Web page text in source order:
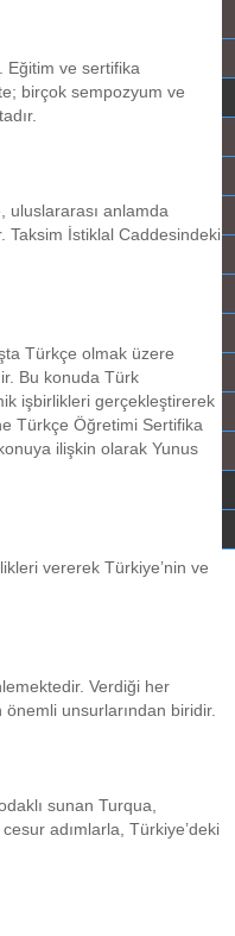
Eğitim ve sertifika
birçok sempozyum ve
uluslararası anlamda
Taksim İstiklal Caddesindeki
Türkçe olmak üzere
Bu konuda Türk
işbirlikleri gerçekleştirerek
Türkçe Öğretimi Sertifika
ilişkin olarak Yunus
vererek Türkiye’nin ve
Verdiği her
unsurlarından biridir.
sunan Turqua,
adımlarla, Türkiye’deki